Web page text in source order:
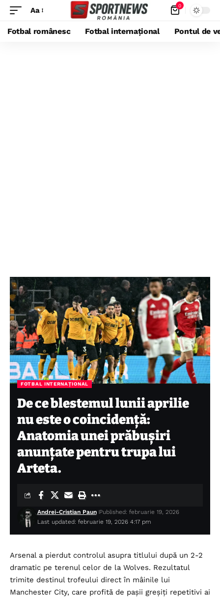
Aa 0
Fotbal românesc Fotbal internațional Pontul de
FOTBAL INTERNAȚIONAL
De ce blestemul lunii aprilie
nu este o coincidență:
Anatomia unei prăbușiri
anunțate pentru trupa lui
Arteta.
Last updated: februarie 19, 2026 4:17 pm
Andrei-Cristian Paun Published: februarie 19, 2026
Arsenal a pierdut controlul asupra titlului după un 2-2
dramatic pe terenul celor de la Wolves. Rezultatul
trimite destinul trofeului direct în mâinile lui
Manchester City, care profită de pașii greșiți repetitivi ai